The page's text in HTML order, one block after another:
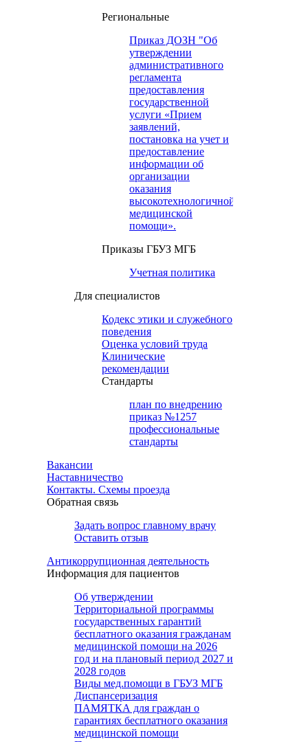
Региональные
Приказ ДОЗН "Об
утверждении
административного
регламента
предоставления
государственной
услуги «Прием
заявлений,
постановка на учет и
предоставление
информации об
организации
оказания
высокотехнологичной
медицинской
помощи».
Приказы ГБУЗ МГБ
Учетная политика
Для специалистов
Кодекс этики и служебного
поведения
Оценка условий труда
Клинические
рекомендации
Cтандарты
план по внедрению
приказ №1257
профессиональные
стандарты
Вакансии
Наставничество
Контакты. Схемы проезда
Обратная связь
Задать вопрос главному врачу
Оставить отзыв
Антикоррупционная деятельность
Информация для пациентов
Об утверждении
Территориальной программы
государственных гарантий
бесплатного оказания гражданам
медицинской помощи на 2026
год и на плановый период 2027 и
2028 годов
Виды мед.помощи в ГБУЗ МГБ
Диспансеризация
ПАМЯТКА для граждан о
гарантиях бесплатного оказания
медицинской помощи